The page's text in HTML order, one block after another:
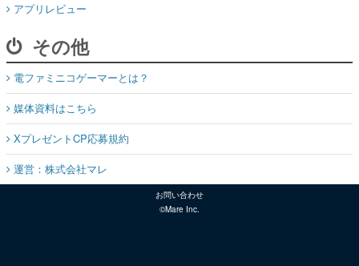
アプリレビュー
その他
電ファミニコゲーマーとは？
媒体資料はこちら
XプレゼントCP応募規約
運営：株式会社マレ
お問い合わせ
©Mare Inc.